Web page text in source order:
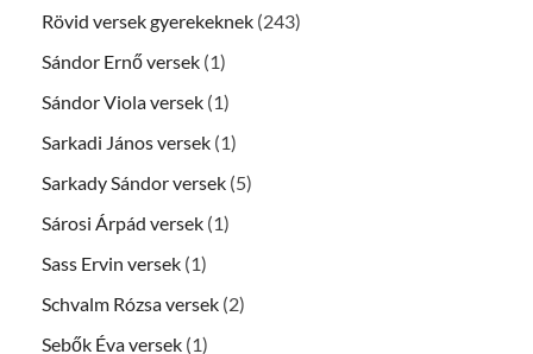
Rövid versek gyerekeknek (243)
Sándor Ernő versek (1)
Sándor Viola versek (1)
Sarkadi János versek (1)
Sarkady Sándor versek (5)
Sárosi Árpád versek (1)
Sass Ervin versek (1)
Schvalm Rózsa versek (2)
Sebők Éva versek (1)